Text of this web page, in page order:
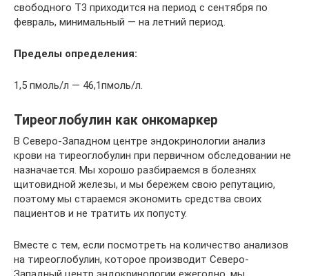
свободного Т3 приходится на период с сентября по
февраль, минимальный — на летний период.
Пределы определения:
1,5 пмоль/л — 46,1пмоль/л.
Тиреоглобулин как онкомаркер
В Северо-Западном центре эндокринологии анализ
крови на тиреоглобулин при первичном обследовании не
назначается. Мы хорошо разбираемся в болезнях
щитовидной железы, и мы бережем свою репутацию,
поэтому мы стараемся экономить средства своих
пациентов и не тратить их попусту.
Вместе с тем, если посмотреть на количество анализов
на тиреоглобулин, которое производит Северо-